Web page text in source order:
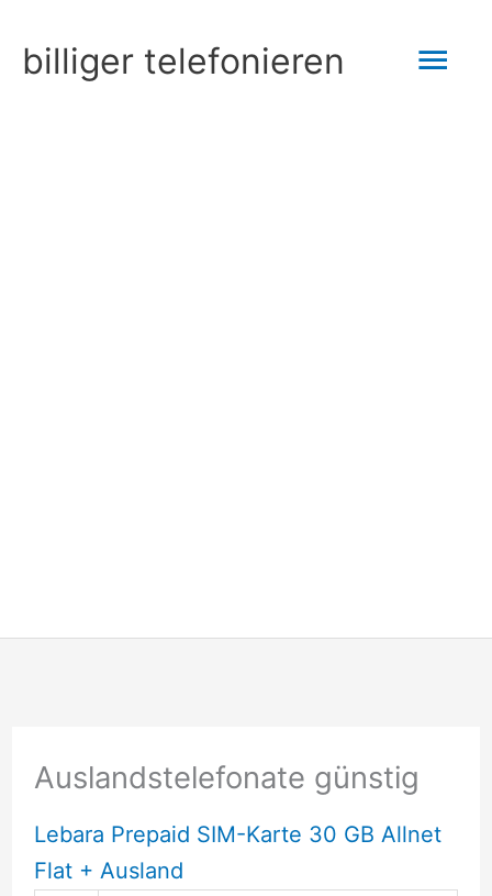
Inhalt
springen
billiger telefonieren
Auslandstelefonate günstig
Lebara Prepaid SIM-Karte 30 GB Allnet
Flat + Ausland